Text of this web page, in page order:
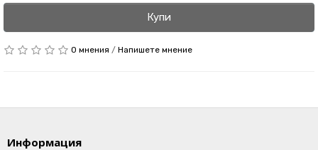
Купи
0 мнения / Напишете мнение
Информация